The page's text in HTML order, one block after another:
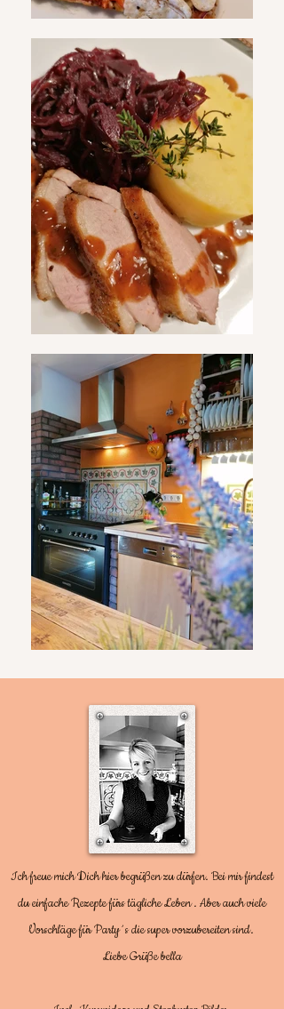
Ich freue mich Dich hier begrüßen zu dürfen. Bei mir findest
du einfache Rezepte fürs tägliche Leben . Aber auch viele
Vorschläge für Party´s die super vorzubereiten sind.
Liebe Grüße bella